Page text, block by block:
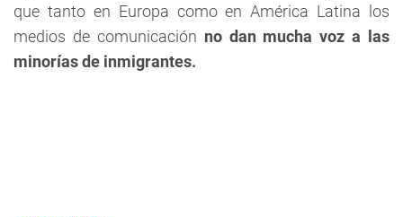
que tanto en Europa como en América Latina los
medios de comunicación no dan mucha voz a las
minorías de inmigrantes.